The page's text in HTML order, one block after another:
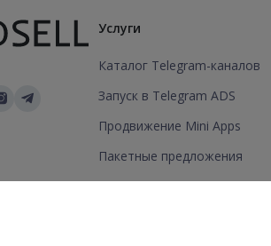
Услуги
Каталог Telegram-каналов
Запуск в Telegram ADS
Продвижение Mini Apps
Пакетные предложения
Добавить канал/группу